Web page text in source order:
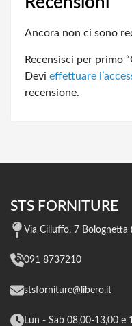
Ancora non ci sono
Recensisci per primo
Devi effettuare
recensione.
STS FORNITURE
Via Cilluffo, 7
091 8737210
stsforniture@libero.it
Lun - Sab 08,00-13,00 e